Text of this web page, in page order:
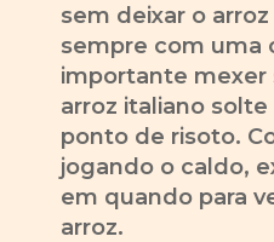
sem deixar o
sempre com uma
importante mexer
arroz italiano
ponto de risoto.
jogando o caldo,
em quando para
arroz.